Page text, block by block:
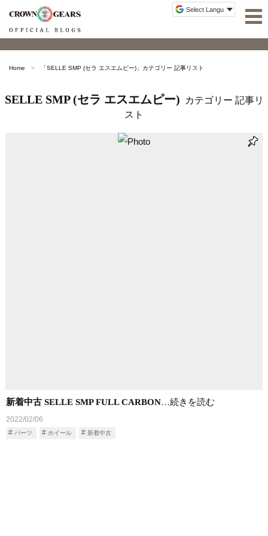
Home 「SELLE SMP (セラ エスエムピー) 」カテゴリー 記事リスト
SELLE SMP (セラ エスエムピー) カテゴリー 記事リ
スト
新着中古 SELLE SMP FULL CARBON…続きを読む
2022/02/06
パーツ ホイール 新着中古